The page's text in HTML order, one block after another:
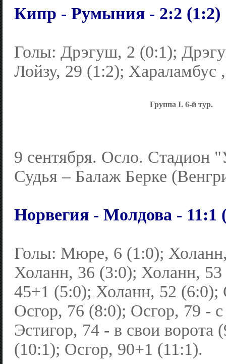
Кипр - Румыния - 2:2 (1:2)
Голы: Дрэгуш, 2 (0:1);
Лойзу, 29 (1:2); Хараламбус
Группа I. 6-й тур.
9 сентября. Осло. Стадион
Судья – Балаж Берке
Норвегия - Молдова - 11:1
Голы: Мюре, 6 (1:0);
Холанн, 36 (3:0); Холанн, 53
45+1 (5:0); Холанн, 52 (6:0);
Осгор, 76 (8:0); Осгор, 79 -
Эстигор, 74 - в свои ворота
(10:1); Осгор, 90+1 (11:1).